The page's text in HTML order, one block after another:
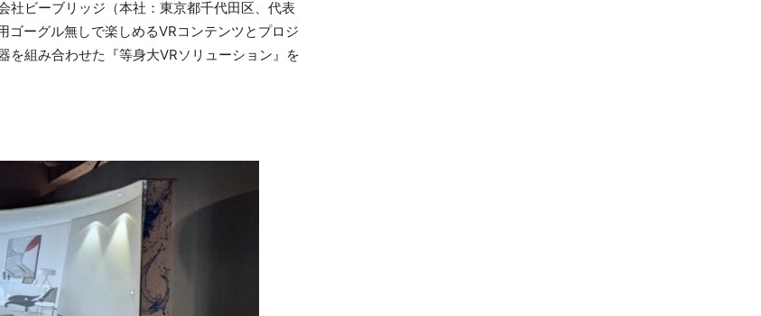
ビーブリッジ（本社：東京都千代田区、代表
ーグル無しで楽しめるVRコンテンツとプロジ
を組み合わせた『等身大VRソリューション』を